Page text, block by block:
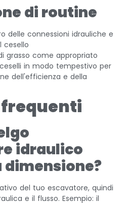
di routine
delle connessioni idrauliche e
cesello
grasso come appropriato
in modo tempestivo per
dell'efficienza e della
idraulico
del tuo escavatore, quindi
e il flusso. Esempio: il